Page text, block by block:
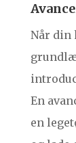
Når din
En
en